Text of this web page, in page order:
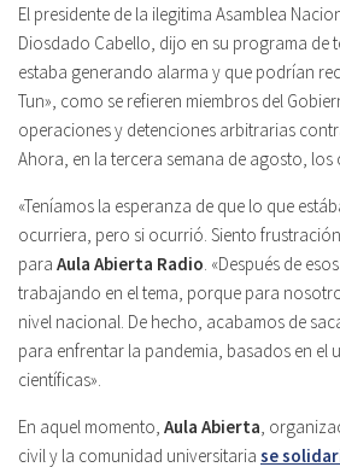
El presidente de la ilegitima Asamblea
Diosdado Cabello, dijo en su programa de
estaba generando alarma y que podrían
Tun», como se refieren miembros del
operaciones y detenciones arbitrarias
Ahora, en la tercera semana de agosto, los
«Teníamos la esperanza de que lo que
ocurriera, pero si ocurrió. Siento
para Aula Abierta Radio . «Después de
trabajando en el tema, porque para
nivel nacional. De hecho, acabamos de
para enfrentar la pandemia, basados en el
científicas».
En aquel momento, Aula Abierta ,
civil y la comunidad universitaria se